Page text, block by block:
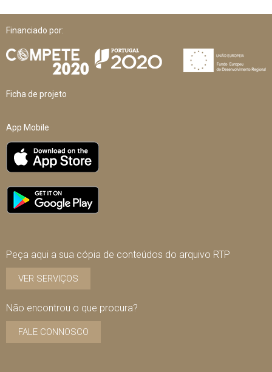
Financiado por:
Ficha de projeto
App Mobile
Peça aqui a sua cópia de conteúdos do arquivo RTP
VER SERVIÇOS
Não encontrou o que procura?
FALE CONNOSCO